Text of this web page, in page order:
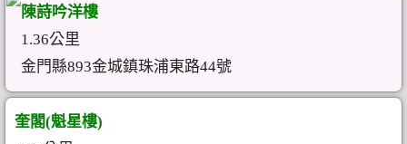
陳詩吟洋樓
1.36公里
金門縣893金城鎮珠浦東路44號
奎閣(魁星樓)